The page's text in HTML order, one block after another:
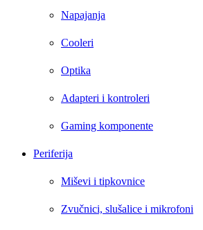
Napajanja
Cooleri
Optika
Adapteri i kontroleri
Gaming komponente
Periferija
Miševi i tipkovnice
Zvučnici, slušalice i mikrofoni